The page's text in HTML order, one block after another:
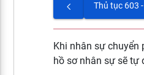
Khi nhân sự chuyển
hồ sơ nhân sự sẽ tự